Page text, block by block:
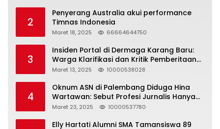
2
Penyerang Australia akui performance
Timnas Indonesia
Maret 18, 2025 66664644750
3
Insiden Portal di Dermaga Karang Baru:
Warga Klarifikasi dan Kritik Pemberitaan
yang Tidak Akurat
Maret 13, 2025 10000538028
4
Oknum ASN di Palembang Diduga Hina
Wartawan: Sebut Profesi Jurnalis Hanya
Seharga 2 Liter Bensin, Berujung Dugaan
Maret 23, 2025 10000537780
Elly Hartati Alumni SMA Tamansiswa 89